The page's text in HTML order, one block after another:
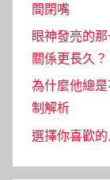
間閉嘴
眼神發亮的
關係更長久？
為什麼他總
制解析
選擇你喜歡